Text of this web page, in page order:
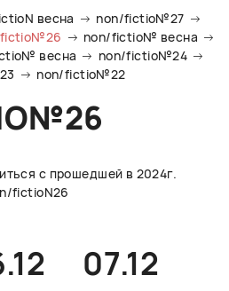
CHINESE
весна
non/fictio№27
non/fictio№ весна
весна
non/fictio№24
non/fictio№22
с прошедшей в 2024г.
fictioN26
07.12